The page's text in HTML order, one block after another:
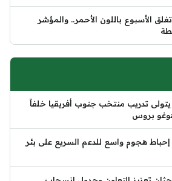
الأسبوع باللون الأحمر.. والمؤشر
تدريب منتخب جنوب أفريقيا خلفاً
بروس
إحباط هجوم واسع للدعم السريع على بئر